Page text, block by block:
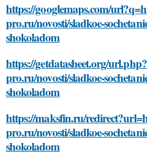
https://googlemaps.com/
pro.ru/novosti/sladkoe-
shokoladom
https://getdatasheet.org/
pro.ru/novosti/sladkoe-
shokoladom
https://maksfin.ru/
pro.ru/novosti/sladkoe-
shokoladom